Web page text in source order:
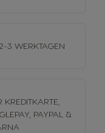
3 WERKTAGEN
KREDITKARTE,
PAYPAL &